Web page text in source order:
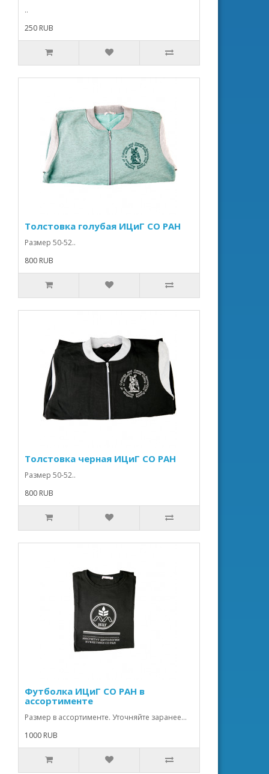
..
250 RUB
Толстовка голубая ИЦиГ СО РАН
Размер 50-52..
800 RUB
Толстовка черная ИЦиГ СО РАН
Размер 50-52..
800 RUB
Футболка ИЦиГ СО РАН в
ассортименте
Размер в ассортименте. Уточняйте заранее...
1000 RUB